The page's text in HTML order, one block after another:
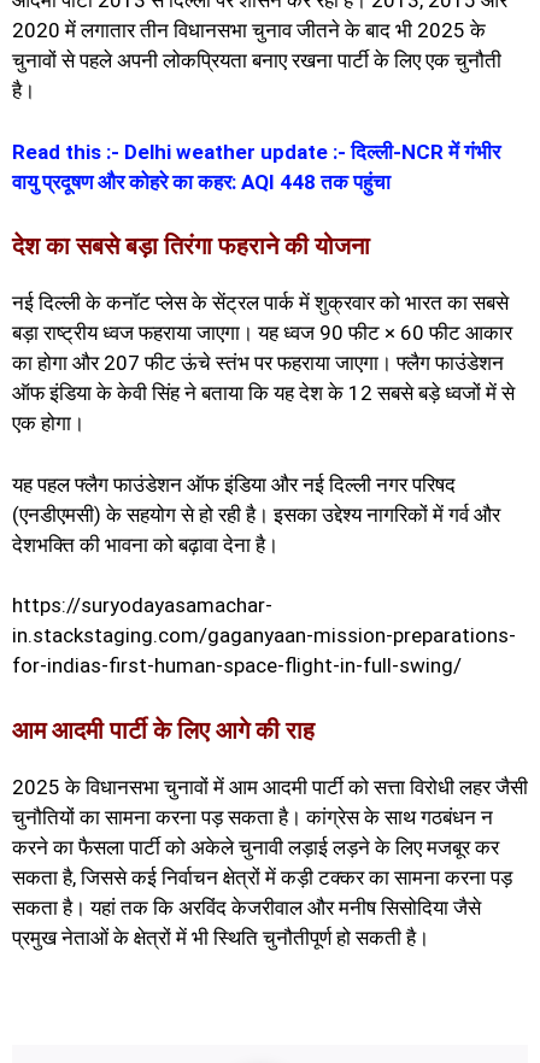
2020 में लगातार तीन विधानसभा चुनाव जीतने के बाद भी 2025 के
चुनावों से पहले अपनी लोकप्रियता बनाए रखना पार्टी के लिए एक चुनौती
है।
Read this :- Delhi weather update :- दिल्ली-NCR में गंभीर
वायु प्रदूषण और कोहरे का कहर: AQI 448 तक पहुंचा
देश का सबसे बड़ा तिरंगा फहराने की योजना
नई दिल्ली के कनॉट प्लेस के सेंट्रल पार्क में शुक्रवार को भारत का सबसे
बड़ा राष्ट्रीय ध्वज फहराया जाएगा। यह ध्वज 90 फीट × 60 फीट आकार
का होगा और 207 फीट ऊंचे स्तंभ पर फहराया जाएगा। फ्लैग फाउंडेशन
ऑफ इंडिया के केवी सिंह ने बताया कि यह देश के 12 सबसे बड़े ध्वजों में से
एक होगा।
यह पहल फ्लैग फाउंडेशन ऑफ इंडिया और नई दिल्ली नगर परिषद
(एनडीएमसी) के सहयोग से हो रही है। इसका उद्देश्य नागरिकों में गर्व और
देशभक्ति की भावना को बढ़ावा देना है।
https://suryodayasamachar-
in.stackstaging.com/gaganyaan-mission-preparations-
for-indias-first-human-space-flight-in-full-swing/
आम आदमी पार्टी के लिए आगे की राह
2025 के विधानसभा चुनावों में आम आदमी पार्टी को सत्ता विरोधी लहर जैसी
चुनौतियों का सामना करना पड़ सकता है। कांग्रेस के साथ गठबंधन न
करने का फैसला पार्टी को अकेले चुनावी लड़ाई लड़ने के लिए मजबूर कर
सकता है, जिससे कई निर्वाचन क्षेत्रों में कड़ी टक्कर का सामना करना पड़
सकता है। यहां तक कि अरविंद केजरीवाल और मनीष सिसोदिया जैसे
प्रमुख नेताओं के क्षेत्रों में भी स्थिति चुनौतीपूर्ण हो सकती है।